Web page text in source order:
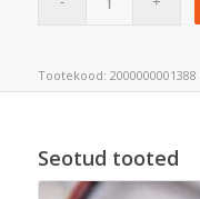
Tootekood: 2000000001388
Seotud tooted